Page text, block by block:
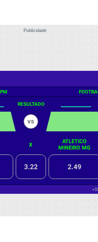
Publicidade